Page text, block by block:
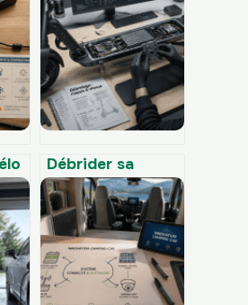
Débrider sa
trottinette
électrique : gain
de vitesse,
risques juridiques
et réalité
technique